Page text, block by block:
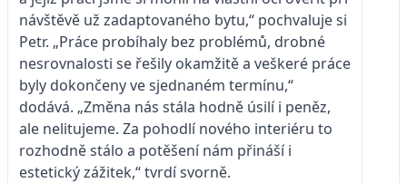
návštěvě už zadaptovaného bytu,“ pochvaluje si
Petr. „Práce probíhaly bez problémů, drobné
nesrovnalosti se řešily okamžitě a veškeré práce
byly dokončeny ve sjednaném termínu,“
dodává. „Změna nás stála hodně úsilí i peněz,
ale nelitujeme. Za pohodlí nového interiéru to
rozhodně stálo a potěšení nám přináší i
estetický zážitek,“ tvrdí svorně.